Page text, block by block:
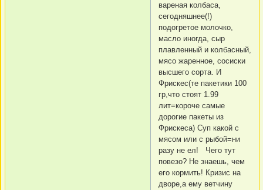
вареная колбаса,
сегодняшнее(!)
подогретое молочко,
масло иногда, сыр
плавленный и колбасный,
мясо жаренное, сосиски
высшего сорта. И
Фрискес(те пакетики 100
гр,что стоят 1.99
лит=короче самые
дорогие пакеты из
Фрискеса) Суп какой с
мясом или с рыбой=ни
разу не ел! Чего тут
повезо? Не знаешь, чем
его кормить! Кризис на
дворе,а ему ветчину